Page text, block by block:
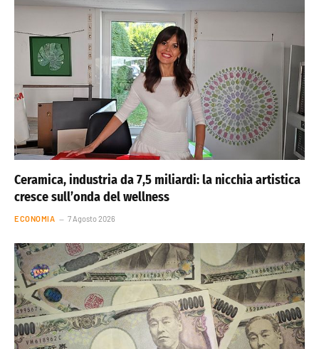
Ceramica, industria da 7,5 miliardi: la nicchia artistica
cresce sull’onda del wellness
ECONOMIA 7 Agosto 2026